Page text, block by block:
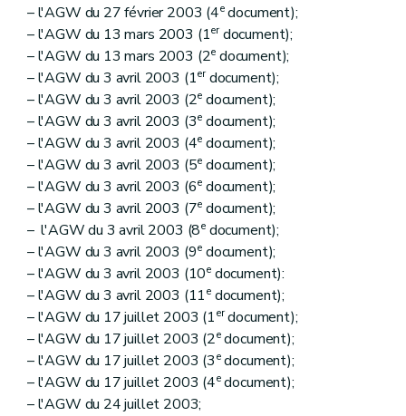
– l'AGW du 27 février 2003 (4edocument);
– l'AGW du 13 mars 2003 (1erdocument);
– l'AGW du 13 mars 2003 (2e document);
– l'AGW du 3 avril 2003 (1erdocument);
– l'AGW du 3 avril 2003 (2e document);
– l'AGW du 3 avril 2003 (3e document);
– l'AGW du 3 avril 2003 (4e document);
– l'AGW du 3 avril 2003 (5e document);
– l'AGW du 3 avril 2003 (6e document);
– l'AGW du 3 avril 2003 (7e document);
– l'AGW du 3 avril 2003 (8edocument);
– l'AGW du 3 avril 2003 (9e document);
– l'AGW du 3 avril 2003 (10edocument):
– l'AGW du 3 avril 2003 (11edocument);
– l'AGW du 17 juillet 2003 (1erdocument);
– l'AGW du 17 juillet 2003 (2edocument);
– l'AGW du 17 juillet 2003 (3edocument);
– l'AGW du 17 juillet 2003 (4edocument);
– l'AGW du 24 juillet 2003;